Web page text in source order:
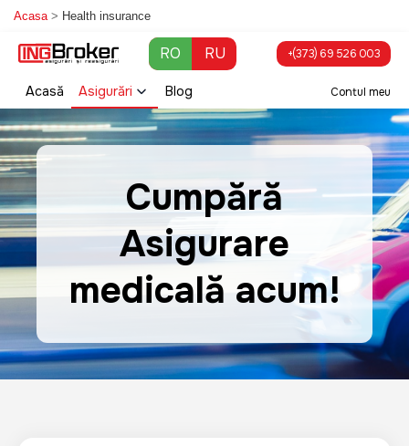
Skip to main content
Acasa> Health insurance
RO RU +(373) 69 526 003
Acasă Asigurări Blog Contul meu
Cumpără
Asigurare
medicală acum!